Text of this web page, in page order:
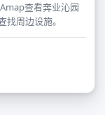
查看奔业沁园
周边设施。